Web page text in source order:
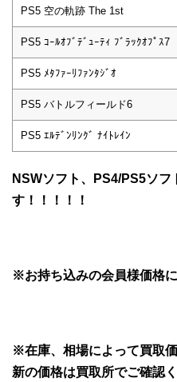
PS5 空の軌跡 The 1st
PS5 ｺｰﾙｵﾌﾞﾃﾞｭｰﾃｨ ﾌﾞﾗｯｸｵﾌﾟｽ7
PS5 ﾒﾀﾌｧｰﾘﾌｧﾝﾀｼﾞｵ
PS5 バトルフィールド6
PS5 ｴﾙﾃﾞﾝﾘﾝｸﾞ ﾅｲﾄﾚｲﾝ
NSWソフト、PS4/PS5ソフ
す！！！！！
※お持ち込みの会員様価格に
※在庫、相場によって買取
新の価格は買取所でご確認く